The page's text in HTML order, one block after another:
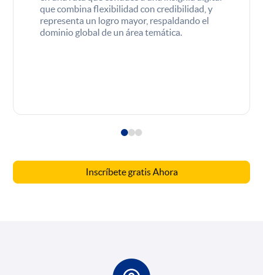
que combina flexibilidad con credibilidad, y
representa un logro mayor, respaldando el
dominio global de un área temática.
Inscríbete gratis Ahora